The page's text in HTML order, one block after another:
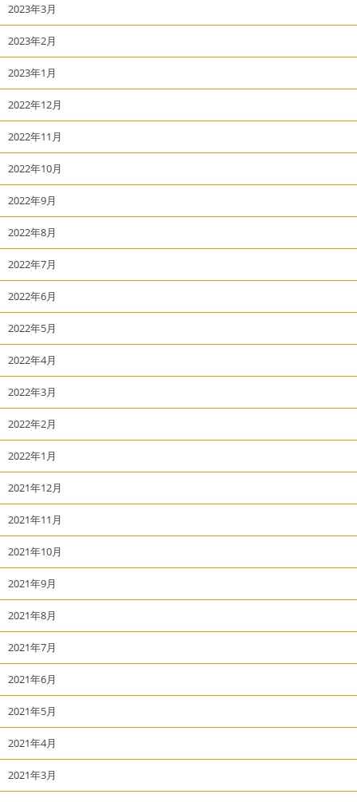
2023年3月
2023年2月
2023年1月
2022年12月
2022年11月
2022年10月
2022年9月
2022年8月
2022年7月
2022年6月
2022年5月
2022年4月
2022年3月
2022年2月
2022年1月
2021年12月
2021年11月
2021年10月
2021年9月
2021年8月
2021年7月
2021年6月
2021年5月
2021年4月
2021年3月